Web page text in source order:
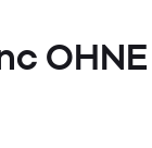
OHNE